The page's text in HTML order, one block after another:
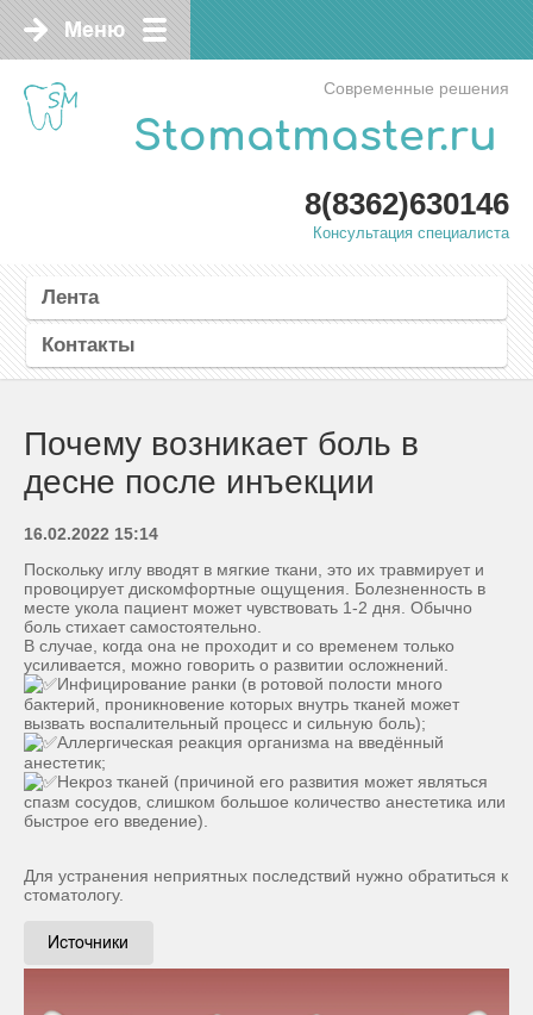
Современные решения
Stomatmaster.ru
8(8362)630146
Консультация специалиста
Лента
Контакты
Почему возникает боль в
десне после инъекции
16.02.2022 15:14
Поскольку иглу вводят в мягкие ткани, это их травмирует и
провоцирует дискомфортные ощущения. Болезненность в
месте укола пациент может чувствовать 1-2 дня. Обычно
боль стихает самостоятельно.
В случае, когда она не проходит и со временем только
усиливается, можно говорить о развитии осложнений.
Инфицирование ранки (в ротовой полости много
бактерий, проникновение которых внутрь тканей может
вызвать воспалительный процесс и сильную боль);
Аллергическая реакция организма на введённый
анестетик;
Некроз тканей (причиной его развития может являться
спазм сосудов, слишком большое количество анестетика или
быстрое его введение).
Для устранения неприятных последствий нужно обратиться к
стоматологу.